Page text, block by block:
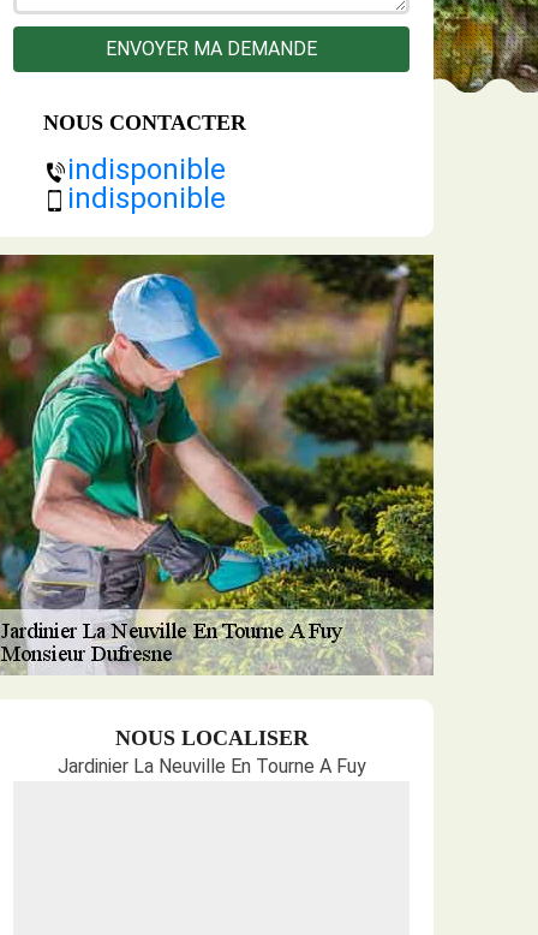
NOUS CONTACTER
indisponible
indisponible
NOUS LOCALISER
Jardinier La Neuville En Tourne A Fuy